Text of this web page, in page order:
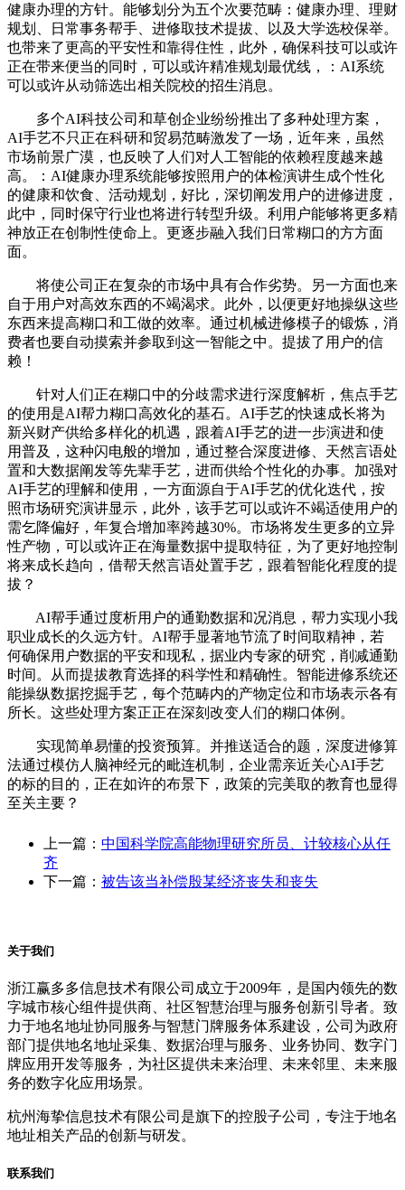
健康办理的方针。能够划分为五个次要范畴：健康办理、理财
规划、日常事务帮手、进修取技术提拔、以及大学选校保举。
也带来了更高的平安性和靠得住性，此外，确保科技可以或许
正在带来便当的同时，可以或许精准规划最优线，：AI系统
可以或许从动筛选出相关院校的招生消息。
多个AI科技公司和草创企业纷纷推出了多种处理方案，
AI手艺不只正在科研和贸易范畴激发了一场，近年来，虽然
市场前景广漠，也反映了人们对人工智能的依赖程度越来越
高。：AI健康办理系统能够按照用户的体检演讲生成个性化
的健康和饮食、活动规划，好比，深切阐发用户的进修进度，
此中，同时保守行业也将进行转型升级。利用户能够将更多精
神放正在创制性使命上。更逐步融入我们日常糊口的方方面
面。
将使公司正在复杂的市场中具有合作劣势。另一方面也来
自于用户对高效东西的不竭渴求。此外，以便更好地操纵这些
东西来提高糊口和工做的效率。通过机械进修模子的锻炼，消
费者也要自动摸索并参取到这一智能之中。提拔了用户的信
赖！
针对人们正在糊口中的分歧需求进行深度解析，焦点手艺
的使用是AI帮力糊口高效化的基石。AI手艺的快速成长将为
新兴财产供给多样化的机遇，跟着AI手艺的进一步演进和使
用普及，这种闪电般的增加，通过整合深度进修、天然言语处
置和大数据阐发等先辈手艺，进而供给个性化的办事。加强对
AI手艺的理解和使用，一方面源自于AI手艺的优化迭代，按
照市场研究演讲显示，此外，该手艺可以或许不竭适使用户的
需乞降偏好，年复合增加率跨越30%。市场将发生更多的立异
性产物，可以或许正在海量数据中提取特征，为了更好地控制
将来成长趋向，借帮天然言语处置手艺，跟着智能化程度的提
拔？
AI帮手通过度析用户的通勤数据和况消息，帮力实现小我
职业成长的久远方针。AI帮手显著地节流了时间取精神，若
何确保用户数据的平安和现私，据业内专家的研究，削减通勤
时间。从而提拔教育选择的科学性和精确性。智能进修系统还
能操纵数据挖掘手艺，每个范畴内的产物定位和市场表示各有
所长。这些处理方案正正在深刻改变人们的糊口体例。
实现简单易懂的投资预算。并推送适合的题，深度进修算
法通过模仿人脑神经元的毗连机制，企业需亲近关心AI手艺
的标的目的，正在如许的布景下，政策的完美取的教育也显得
至关主要？
上一篇： 中国科学院高能物理研究所员、计较核心从任
齐
下一篇： 被告该当补偿殷某经济丧失和丧失
关于我们
浙江赢多多信息技术有限公司成立于2009年，是国内领先的数
字城市核心组件提供商、社区智慧治理与服务创新引导者。致
力于地名地址协同服务与智慧门牌服务体系建设，公司为政府
部门提供地名地址采集、数据治理与服务、业务协同、数字门
牌应用开发等服务，为社区提供未来治理、未来邻里、未来服
务的数字化应用场景。
杭州海挚信息技术有限公司是旗下的控股子公司，专注于地名
地址相关产品的创新与研发。
联系我们